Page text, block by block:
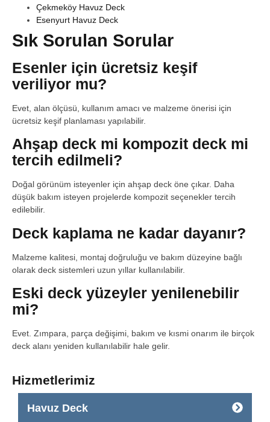
Çekmeköy Havuz Deck
Esenyurt Havuz Deck
Sık Sorulan Sorular
Esenler için ücretsiz keşif
veriliyor mu?
Evet, alan ölçüsü, kullanım amacı ve malzeme önerisi için
ücretsiz keşif planlaması yapılabilir.
Ahşap deck mi kompozit deck mi
tercih edilmeli?
Doğal görünüm isteyenler için ahşap deck öne çıkar. Daha
düşük bakım isteyen projelerde kompozit seçenekler tercih
edilebilir.
Deck kaplama ne kadar dayanır?
Malzeme kalitesi, montaj doğruluğu ve bakım düzeyine bağlı
olarak deck sistemleri uzun yıllar kullanılabilir.
Eski deck yüzeyler yenilenebilir
mi?
Evet. Zımpara, parça değişimi, bakım ve kısmi onarım ile birçok
deck alanı yeniden kullanılabilir hale gelir.
Hizmetlerimiz
Havuz Deck